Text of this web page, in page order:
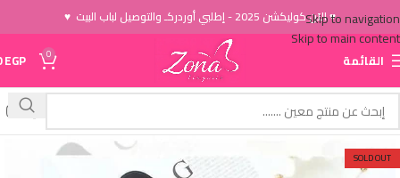
Skip to navigation
Skip to main content
♥ الاَن كوليكشن 2025 - إطلبي أوردركـ والتوصيل لباب البيت ♥
القائمة 0
EGP
SOLD OUT